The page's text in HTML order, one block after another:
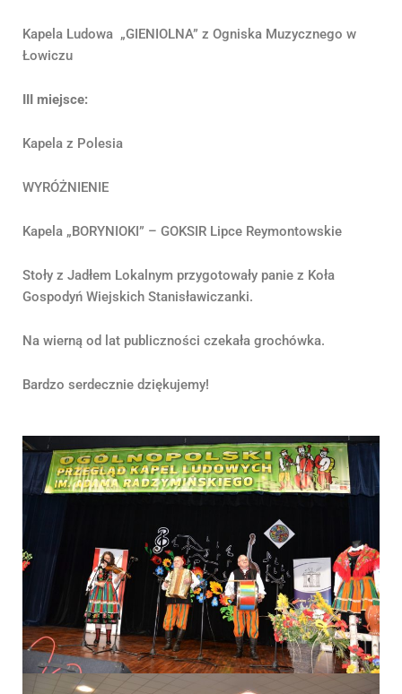
Kapela Ludowa „GIENIOLNA” z Ogniska Muzycznego w
Łowiczu
III miejsce:
Kapela z Polesia
WYRÓŻNIENIE
Kapela „BORYNIOKI” – GOKSIR Lipce Reymontowskie
Stoły z Jadłem Lokalnym przygotowały panie z Koła
Gospodyń Wiejskich Stanisławiczanki.
Na wierną od lat publiczności czekała grochówka.
Bardzo serdecznie dziękujemy!